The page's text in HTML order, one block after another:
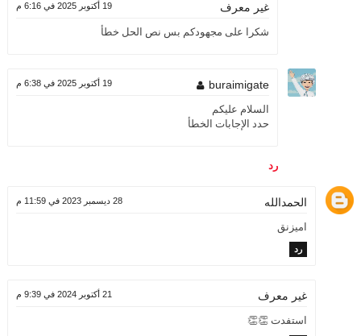
غير معرف 19 أكتوبر 2025 في 6:16 م
شكرا على مجهودكم بس نص الحل خطأ
buraimigate 19 أكتوبر 2025 في 6:38 م
السلام عليكم
حدد الإجابات الخطأ
رد
الحمدالله 28 ديسمبر 2023 في 11:59 م
اميزنق
رد
غير معرف 21 أكتوبر 2024 في 9:39 م
استفدت 👏👏